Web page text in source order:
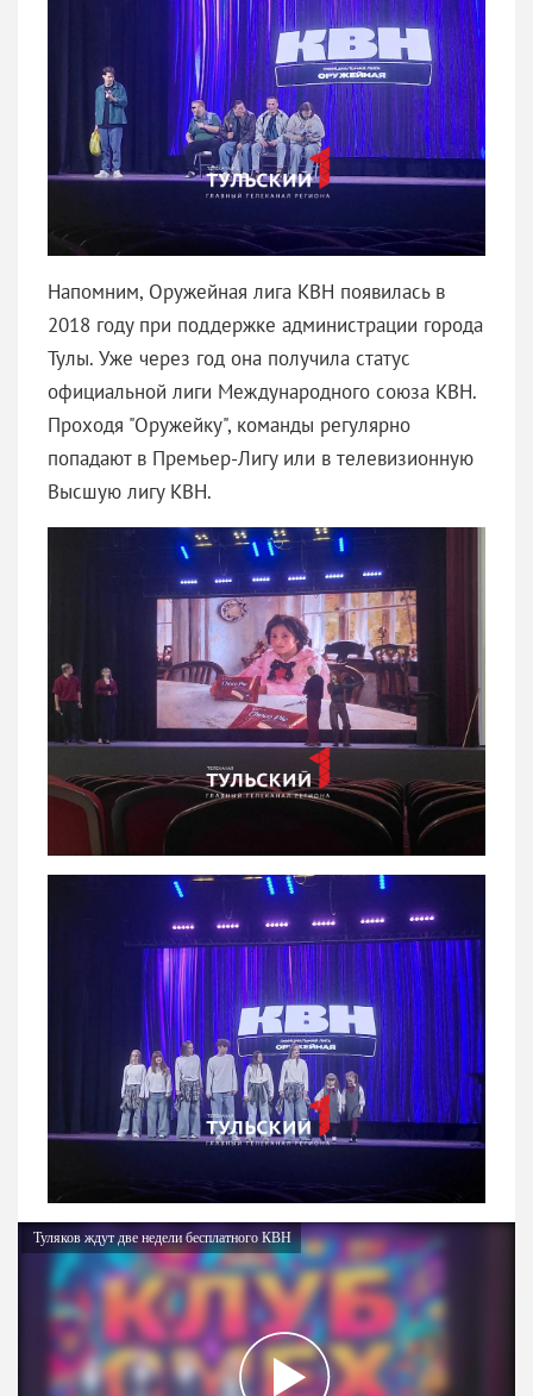
Напомним, Оружейная лига КВН появилась в
2018 году при поддержке администрации города
Тулы. Уже через год она получила статус
официальной лиги Международного союза КВН.
Проходя "Оружейку", команды регулярно
попадают в Премьер-Лигу или в телевизионную
Высшую лигу КВН.
Туляков ждут две недели бесплатного КВН